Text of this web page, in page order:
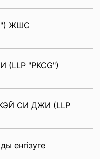
ЖШС
(LLP "PKCG")
КЭЙ СИ ДЖИ (LLP
енгізуге